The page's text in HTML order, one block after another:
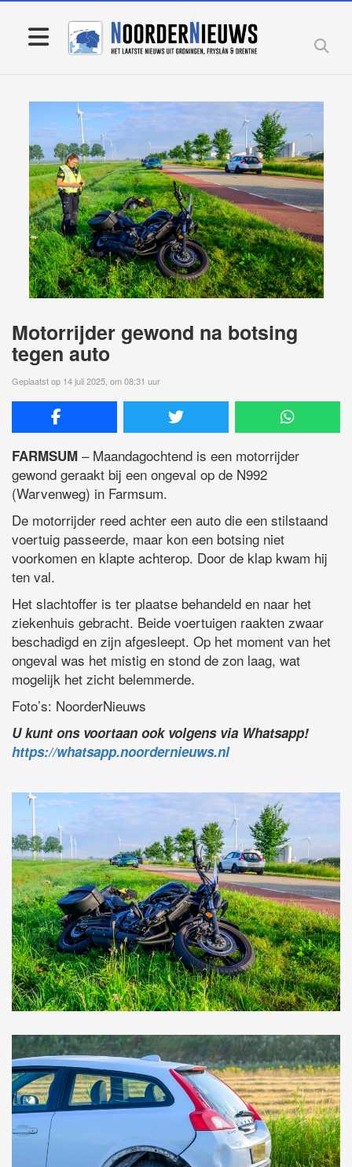
Motorrijder gewond na botsing
tegen auto
Geplaatst op 14 juli 2025, om 08:31 uur
FARMSUM – Maandagochtend is een motorrijder
gewond geraakt bij een ongeval op de N992
(Warvenweg) in Farmsum.
De motorrijder reed achter een auto die een stilstaand
voertuig passeerde, maar kon een botsing niet
voorkomen en klapte achterop. Door de klap kwam hij
ten val.
Het slachtoffer is ter plaatse behandeld en naar het
ziekenhuis gebracht. Beide voertuigen raakten zwaar
beschadigd en zijn afgesleept. Op het moment van het
ongeval was het mistig en stond de zon laag, wat
mogelijk het zicht belemmerde.
Foto’s: NoorderNieuws
U kunt ons voortaan ook volgens via Whatsapp!
https://whatsapp.noordernieuws.nl